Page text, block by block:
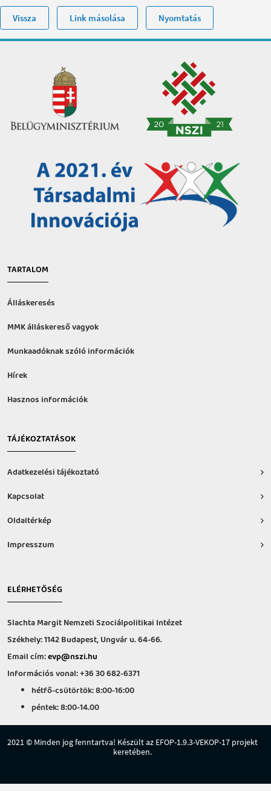
Vissza Link másolása Nyomtatás
TARTALOM
Álláskeresés
MMK álláskereső vagyok
Munkaadóknak szóló információk
Hírek
Hasznos információk
TÁJÉKOZTATÁSOK
Adatkezelési tájékoztató
Kapcsolat
Oldaltérkép
Impresszum
ELÉRHETŐSÉG
Slachta Margit Nemzeti Szociálpolitikai Intézet
Székhely: 1142 Budapest, Ungvár u. 64-66.
Email cím:evp@nszi.hu
Információs vonal: +36 30 682-6371
hétfő-csütörtök: 8:00-16:00
péntek: 8:00-14.00
2021 © Minden jog fenntartva! Készült az EFOP-1.9.3-VEKOP-17 projekt
keretében.